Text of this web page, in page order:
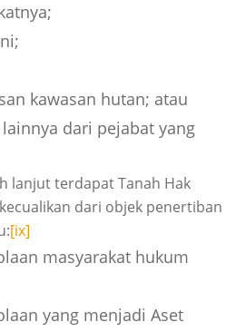
kawasan hutan; atau
dari pejabat yang
lanjut terdapat Tanah Hak
dari objek penertiban
[ix]
masyarakat hukum
yang menjadi Aset